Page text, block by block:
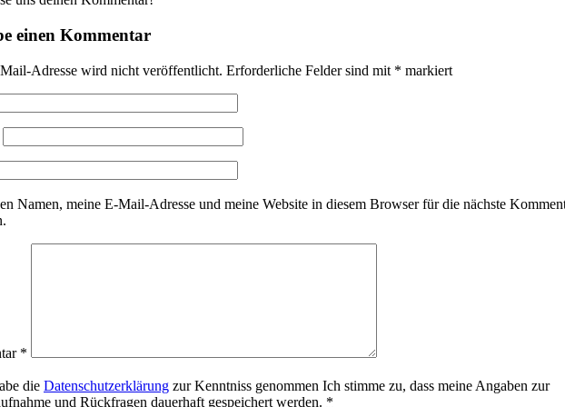
einen Kommentar
Adresse wird nicht veröffentlicht. Erforderliche Felder sind mit * markiert
Namen, meine E-Mail-Adresse und meine Website in diesem Browser für die nächste
*
die Datenschutzerklärung zur Kenntniss genommen Ich stimme zu, dass meine Angaben zur
und Rückfragen dauerhaft gespeichert werden. *